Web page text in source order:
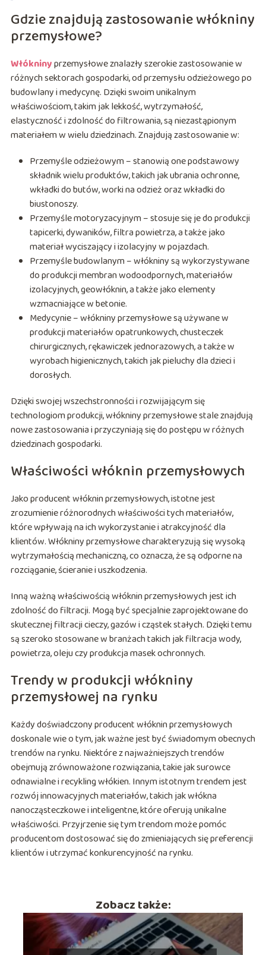
Gdzie znajdują zastosowanie włókniny
przemysłowe?
Włókninyprzemysłowe znalazły szerokie zastosowanie w
różnych sektorach gospodarki, od przemysłu odzieżowego po
budowlany i medycynę. Dzięki swoim unikalnym
właściwościom, takim jak lekkość, wytrzymałość,
elastyczność i zdolność do filtrowania, są niezastąpionym
materiałem w wielu dziedzinach. Znajdują zastosowanie w:
Przemyśle odzieżowym – stanowią one podstawowy
składnik wielu produktów, takich jak ubrania ochronne,
wkładki do butów, worki na odzież oraz wkładki do
biustonoszy.
Przemyśle motoryzacyjnym – stosuje się je do produkcji
tapicerki, dywaników, filtra powietrza, a także jako
materiał wyciszający i izolacyjny w pojazdach.
Przemyśle budowlanym – włókniny są wykorzystywane
do produkcji membran wodoodpornych, materiałów
izolacyjnych, geowłóknin, a także jako elementy
wzmacniające w betonie.
Medycynie – włókniny przemysłowe są używane w
produkcji materiałów opatrunkowych, chusteczek
chirurgicznych, rękawiczek jednorazowych, a także w
wyrobach higienicznych, takich jak pieluchy dla dzieci i
dorosłych.
Dzięki swojej wszechstronności i rozwijającym się
technologiom produkcji, włókniny przemysłowe stale znajdują
nowe zastosowania i przyczyniają się do postępu w różnych
dziedzinach gospodarki.
Właściwości włóknin przemysłowych
Jako producent włóknin przemysłowych, istotne jest
zrozumienie różnorodnych właściwości tych materiałów,
które wpływają na ich wykorzystanie i atrakcyjność dla
klientów. Włókniny przemysłowe charakteryzują się wysoką
wytrzymałością mechaniczną, co oznacza, że są odporne na
rozciąganie, ścieranie i uszkodzenia.
Inną ważną właściwością włóknin przemysłowych jest ich
zdolność do filtracji. Mogą być specjalnie zaprojektowane do
skutecznej filtracji cieczy, gazów i cząstek stałych. Dzięki temu
są szeroko stosowane w branżach takich jak filtracja wody,
powietrza, oleju czy produkcja masek ochronnych.
Trendy w produkcji włókniny
przemysłowej na rynku
Każdy doświadczony producent włóknin przemysłowych
doskonale wie o tym, jak ważne jest być świadomym obecnych
trendów na rynku. Niektóre z najważniejszych trendów
obejmują zrównoważone rozwiązania, takie jak surowce
odnawialne i recykling włókien. Innym istotnym trendem jest
rozwój innowacyjnych materiałów, takich jak włókna
nanocząsteczkowe i inteligentne, które oferują unikalne
właściwości. Przyjrzenie się tym trendom może pomóc
producentom dostosować się do zmieniających się preferencji
klientów i utrzymać konkurencyjność na rynku.
Zobacz także: